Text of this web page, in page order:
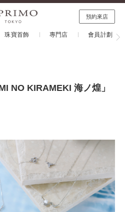
預約來店
珠寶首飾 專門店 會員計劃
NO KIRAMEKI 海ノ煌」